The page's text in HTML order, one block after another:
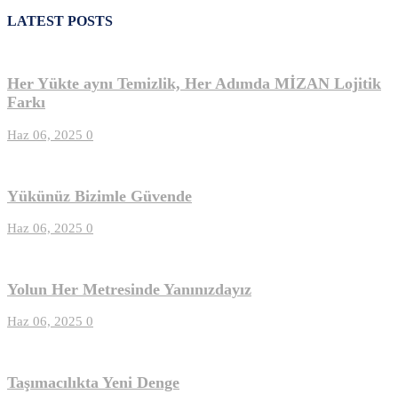
LATEST POSTS
Her Yükte aynı Temizlik, Her Adımda MİZAN Lojitik
Farkı
Haz 06, 2025 0
Yükünüz Bizimle Güvende
Haz 06, 2025 0
Yolun Her Metresinde Yanınızdayız
Haz 06, 2025 0
Taşımacılıkta Yeni Denge